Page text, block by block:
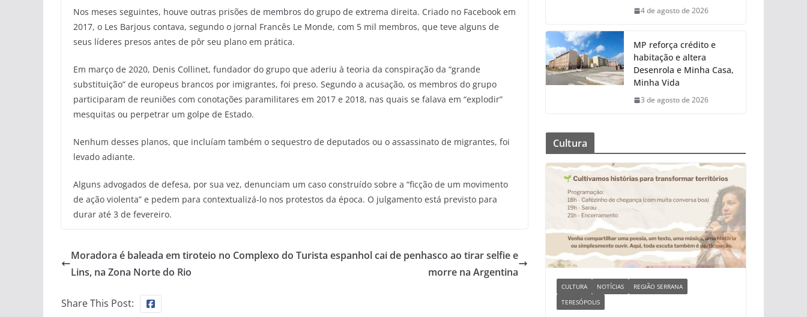
Nos meses seguintes, houve outras prisões de membros do grupo de extrema direita. Criado no Facebook em
2017, o Les Barjous contava, segundo o jornal Francês Le Monde, com 5 mil membros, que teve alguns de
seus líderes presos antes de pôr seu plano em prática.
Em março de 2020, Denis Collinet, fundador do grupo que aderiu à teoria da conspiração da “grande
substituição” de europeus brancos por imigrantes, foi preso. Segundo a acusação, os membros do grupo
participaram de reuniões com conotações paramilitares em 2017 e 2018, nas quais se falava em “explodir”
mesquitas ou perpetrar um golpe de Estado.
Nenhum desses planos, que incluíam também o sequestro de deputados ou o assassinato de migrantes, foi
levado adiante.
Alguns advogados de defesa, por sua vez, denunciam um caso construído sobre a “ficção de um movimento
de ação violenta” e pedem para contextualizá-lo nos protestos da época. O julgamento está previsto para
durar até 3 de fevereiro.
Moradora é baleada em tiroteio no Complexo do
Lins, na Zona Norte do Rio
Turista espanhol cai de penhasco ao tirar selfie e
morre na Argentina
Share This Post:
4 de agosto de 2026
MP reforça crédito e
habitação e altera
Desenrola e Minha Casa,
Minha Vida
3 de agosto de 2026
Cultura
CULTURA NOTÍCIAS
REGIÃO SERRANA
TERESÓPOLIS